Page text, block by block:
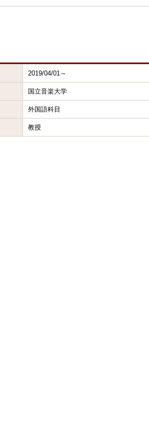
2019/04/01～
国立音楽大学
外国語科目
教授